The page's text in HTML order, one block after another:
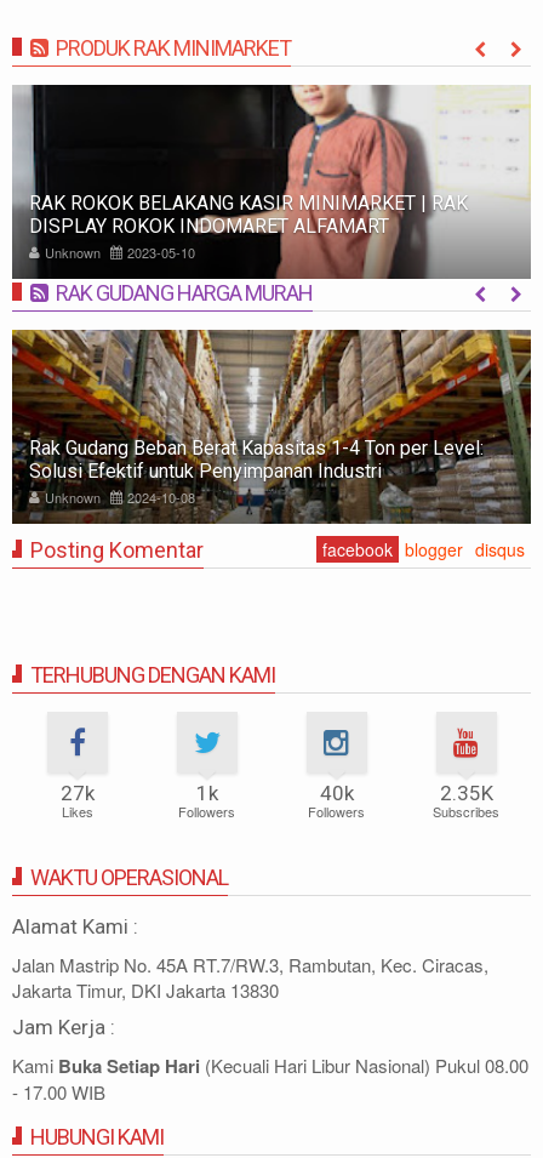
PRODUK RAK MINIMARKET MORE
RAK SWALAYAN MINIMARKET MODERN UNTUK TOKO
ANDA
Unknown 2023-05-02
RAK GUDANG HARGA MURAH MORE
Rak Gudang dan Chilling Box termasuk dalam kategori
Peralatan Penyimpanan
Unknown 2024-06-03
Posting Komentar facebook blogger disqus
TERHUBUNG DENGAN KAMI
27k
Likes
1k
Followers
40k
Followers
2.35K
Subscribes
WAKTU OPERASIONAL
Alamat Kami :
Jalan Mastrip No. 45A RT.7/RW.3, Rambutan, Kec. Ciracas,
Jakarta Timur, DKI Jakarta 13830
Jam Kerja :
Kami Buka Setiap Hari (Kecuali Hari Libur Nasional) Pukul 08.00
- 17.00 WIB
HUBUNGI KAMI